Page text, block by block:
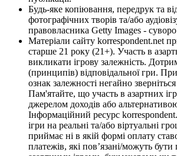
Будь-яке копіювання, передрук та
фотографічних творів та/або
правовласника Getty Images - суворо
Матеріали сайту korrespondent.net
старше 21 року (21+). Участь в
викликати ігрову залежність.
(принципів) відповідальної гри.
ознак залежності негайно зверніться
Пам'ятайте, що участь в азартних
джерелом доходів або
Інформаційний ресурс
ігри на реальні та/або віртуальні
приймає ні в якій формі оплату
платежів, які пов’язані/можуть бути